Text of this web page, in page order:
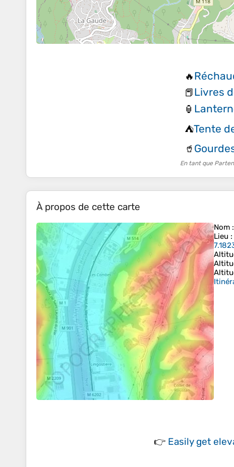
🔥
📕Livres
🏮
⛺Tente
🥤
En tant que
À propos de cette carte
Nom
Lieu :
👉 Easily get